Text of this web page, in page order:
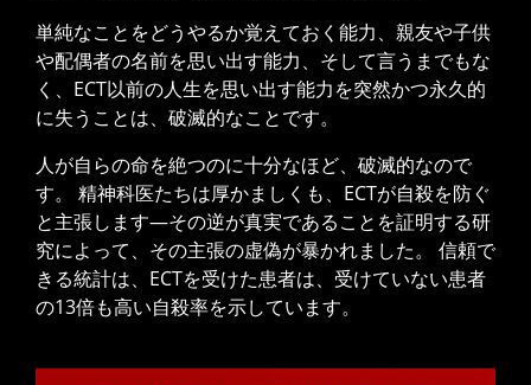
単純なことをどうやるか覚えておく能力、親友や子供
や配偶者の名前を思い出す能力、そして言うまでもな
く、ECT以前の人生を思い出す能力を突然かつ永久的
に失うことは、破滅的なことです。
人が自らの命を絶つのに十分なほど、破滅的なので
す。 精神科医たちは厚かましくも、ECTが自殺を防ぐ
と主張します—その逆が真実であることを証明する研
究によって、その主張の虚偽が暴かれました。 信頼で
きる統計は、ECTを受けた患者は、受けていない患者
の13倍も高い自殺率を示しています。